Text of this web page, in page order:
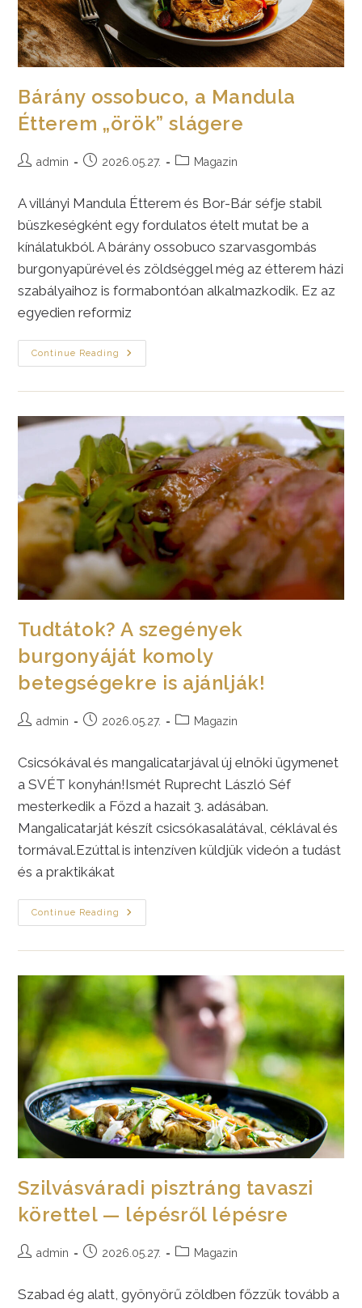
Bárány ossobuco, a Mandula
Étterem „örök” slágere
Postadmin
Post2026.05.27.
PostMagazin
A villányi Mandula Étterem és Bor-Bár séfje stabil
büszkeségként egy fordulatos ételt mutat be a
kínálatukból. A bárány ossobuco szarvasgombás
burgonyapürével és zöldséggel még az étterem házi
szabályaihoz is formabontóan alkalmazkodik. Ez az
egyedien reformiz
Continue Reading
Bárány
Ossobuco,
Slágere
Tudtátok? A szegények
burgonyáját komoly
betegségekre is ajánlják!
Postadmin
Post2026.05.27.
PostMagazin
Csicsókával és mangalicatarjával új elnöki ügymenet
a SVÉT konyhán!Ismét Ruprecht László Séf
mesterkedik a Főzd a hazait 3. adásában.
Mangalicatarját készít csicsókasalátával, céklával és
tormával.Ezúttal is intenzíven küldjük videón a tudást
és a praktikákat
Continue Reading
Tudtátok?
A
Ajánlják!
Szilvásváradi pisztráng tavaszi
körettel — lépésről lépésre
Postadmin
Post2026.05.27.
PostMagazin
Szabad ég alatt, gyönyörű zöldben főzzük tovább a